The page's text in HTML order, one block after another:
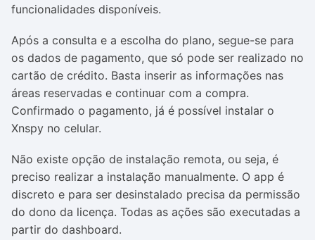
funcionalidades disponíveis.
Após a consulta e a escolha do plano, segue-se para
os dados de pagamento, que só pode ser realizado no
cartão de crédito. Basta inserir as informações nas
áreas reservadas e continuar com a compra.
Confirmado o pagamento, já é possível instalar o
Xnspy no celular.
Não existe opção de instalação remota, ou seja, é
preciso realizar a instalação manualmente. O app é
discreto e para ser desinstalado precisa da permissão
do dono da licença. Todas as ações são executadas a
partir do dashboard.